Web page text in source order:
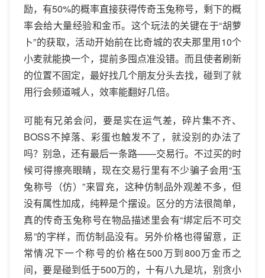
励，有50%的概率直接获得传奇玉兔称号，剩下的概
率会给大量经验和金币。这个玩法的关键在于“胡萝
卜”的获取，活动开始前在比奇城的农夫那里用10个
小麦就能换一个，提前多囤点准没错。而且使者刷新
的位置不固定，最好找几个朋友分头去找，碰到了就
用行会频道喊人，效率能翻好几倍。
可能有兄弟会问，要是实在运气差，碎片集不齐、
BOSS不掉落、彩蛋也触发不了，就没别的办法了
吗？别急，还有最后一条路——交易行。不过买的时
候可得擦亮眼睛，现在交易行里有不少骗子会用“玉
兔称号（仿）”来冒充，这种仿制品外观差不多，但
没有属性加成，纯粹是个摆设。区分的方法很简单，
真的传奇玉兔称号在物品描述里会有“绑定后不可交
易”的字样，而仿制品没有。另外价格也得留意，正
常情况下一个称号的价格在500万到800万金币之
间，要是碰到低于500万的，十有八九是坑，别贪小